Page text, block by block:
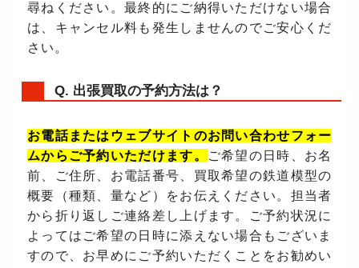
尋ねください。最終的にご納得いただけない場合
は、キャンセル料も発生しませんのでご安心くだ
さい。
Q. 出張買取の予約方法は？
お電話またはウェブサイトのお問い合わせフォー
ムからご予約いただけます。
ご希望の日時、お名
前、ご住所、お電話番号、買取希望の鉄道模型の
概要（種類、量など）をお伝えください。担当者
から折り返しご連絡差し上げます。ご予約状況に
よってはご希望の日時に添えない場合もございま
すので、お早めにご予約いただくことをお勧めい